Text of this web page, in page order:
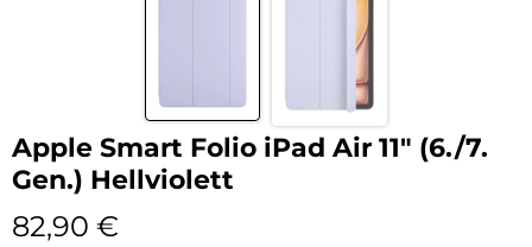
Apple Smart Folio iPad Air 11″ (6./7.
Gen.) Hellviolett
82,90 €